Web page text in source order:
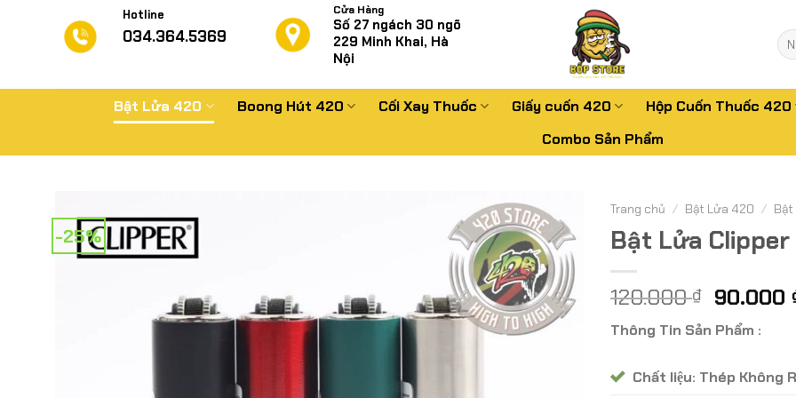
Hotline
034.364.5369
Cửa Hàng
Số 27 ngách 30 ngõ
229 Minh Khai, Hà
Nội
Tìm
Bật Lửa 420 Boong Hút 420 Cối Xay Thuốc Giấy cuốn 420 Hộp Cuốn Thuốc 420
Combo Sản Phẩm
-25%
Trang chủ / Bật Lửa 420 / Bật
Bật Lửa Clipper
120.000₫ Giá
gốc
là:
90.000
Thông Tin Sản Phẩm :
Chất liệu: Thép Không